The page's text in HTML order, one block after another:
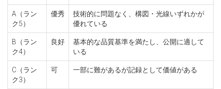
A（ラン
ク5）
優秀
技術的に問題なく、構図・光線いずれかが
優れている
B（ラン
ク4）
良好
基本的な品質基準を満たし、公開に適して
いる
C（ラン
ク3）
可 一部に難があるが記録として価値がある